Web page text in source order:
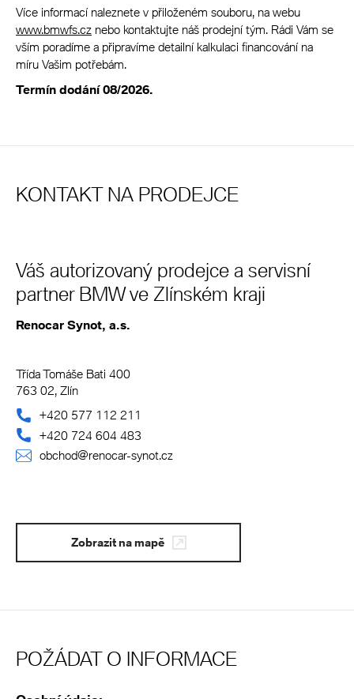
Více informací naleznete v přiloženém souboru, na webu
www.bmwfs.cz nebo kontaktujte náš prodejní tým. Rádi Vám se
vším poradíme a připravíme detailní kalkulaci financování na
míru Vašim potřebám.
Termín dodání 08/2026.
KONTAKT NA PRODEJCE
Váš autorizovaný prodejce a servisní
partner BMW ve Zlínském kraji
Renocar Synot, a.s.
Třída Tomáše Bati 400
763 02, Zlín
+420 577 112 211
+420 724 604 483
obchod@renocar-synot.cz
Zobrazit na mapě
POŽÁDAT O INFORMACE